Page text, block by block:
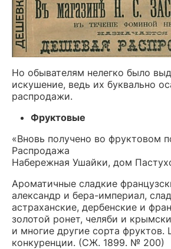
Но обывателям нелегко было
искушение, ведь их буквально
распродажи.
Фруктовые
«Вновь получено во фруктовом
Распродажа
Набережная Ушайки, дом
Ароматичные сладкие
александр и бера-империал,
астраханские, дербенские и
золотой ронет, челяби и
и многие другие сорта фруктов.
конкуренции. (СЖ. 1899. № 200)